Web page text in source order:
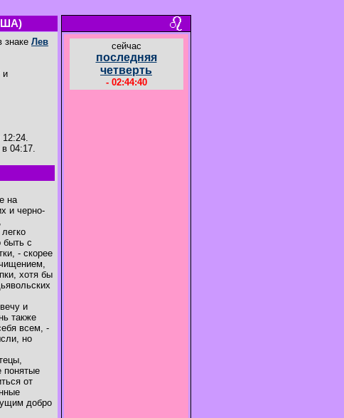
знаке Лев
и
12:24.
в 04:17.
на
и черно-
быть с
- скорее
хотя бы
и
также
всем, -
но
понятые
от
добро
cейчас
последняя
четверть
- 02:44:41